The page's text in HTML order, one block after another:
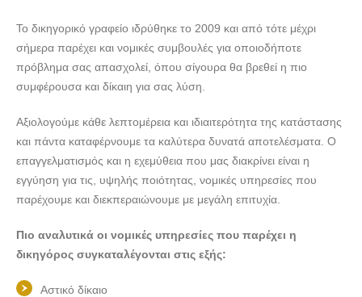
Το δικηγορικό γραφείο ιδρύθηκε το 2009 και από τότε μέχρι
σήμερα παρέχει και νομικές συμβουλές για οποιοδήποτε
πρόβλημα σας απασχολεί, όπου σίγουρα θα βρεθεί η πιο
συμφέρουσα και δίκαιη για σας λύση.
Αξιολογούμε κάθε λεπτομέρεια και ιδιαιτερότητα της κατάστασης
και πάντα καταφέρνουμε τα καλύτερα δυνατά αποτελέσματα. Ο
επαγγελματισμός και η εχεμύθεια που μας διακρίνει είναι η
εγγύηση για τις, υψηλής ποιότητας, νομικές υπηρεσίες που
παρέχουμε και διεκπεραιώνουμε με μεγάλη επιτυχία.
Πιο αναλυτικά οι νομικές υπηρεσίες που παρέχει η
δικηγόρος συγκαταλέγονται στις εξής:
Αστικό δίκαιο